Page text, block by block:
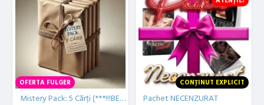
OFERTA FULGER
Mistery Pack: 5 Cărți (***!!!BESTSELLER!!!***)
CONȚINUT EXPLICIT
Pachet NECENZURAT